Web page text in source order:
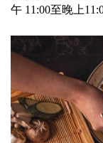
午 11:00至晚上